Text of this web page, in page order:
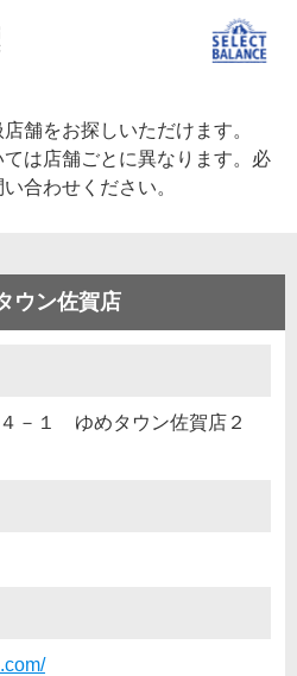
舗をお探しいただけます。
は店舗ごとに異なります。必
合わせください。
ウン佐賀店
－１ ゆめタウン佐賀店２